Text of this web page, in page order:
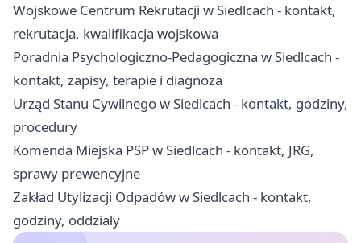
Wojskowe Centrum Rekrutacji w Siedlcach - kontakt,
rekrutacja, kwalifikacja wojskowa
Poradnia Psychologiczno-Pedagogiczna w Siedlcach -
kontakt, zapisy, terapie i diagnoza
Urząd Stanu Cywilnego w Siedlcach - kontakt, godziny,
procedury
Komenda Miejska PSP w Siedlcach - kontakt, JRG,
sprawy prewencyjne
Zakład Utylizacji Odpadów w Siedlcach - kontakt,
godziny, oddziały